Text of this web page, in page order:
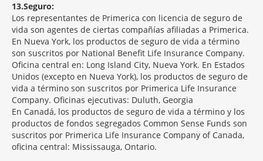
13 Seguro:
Los representantes de Primerica con licencia de seguro de
vida son agentes de ciertas compañías afiliadas a Primerica.
En Nueva York, los productos de seguro de vida a término
son suscritos por National Benefit Life Insurance Company.
Oficina central en: Long Island City, Nueva York. En Estados
Unidos (excepto en Nueva York), los productos de seguro de
vida a término son suscritos por Primerica Life Insurance
Company. Oficinas ejecutivas: Duluth, Georgia
En Canadá, los productos de seguro de vida a término y los
productos de fondos segregados Common Sense Funds son
suscritos por Primerica Life Insurance Company of Canada,
oficina central: Mississauga, Ontario.